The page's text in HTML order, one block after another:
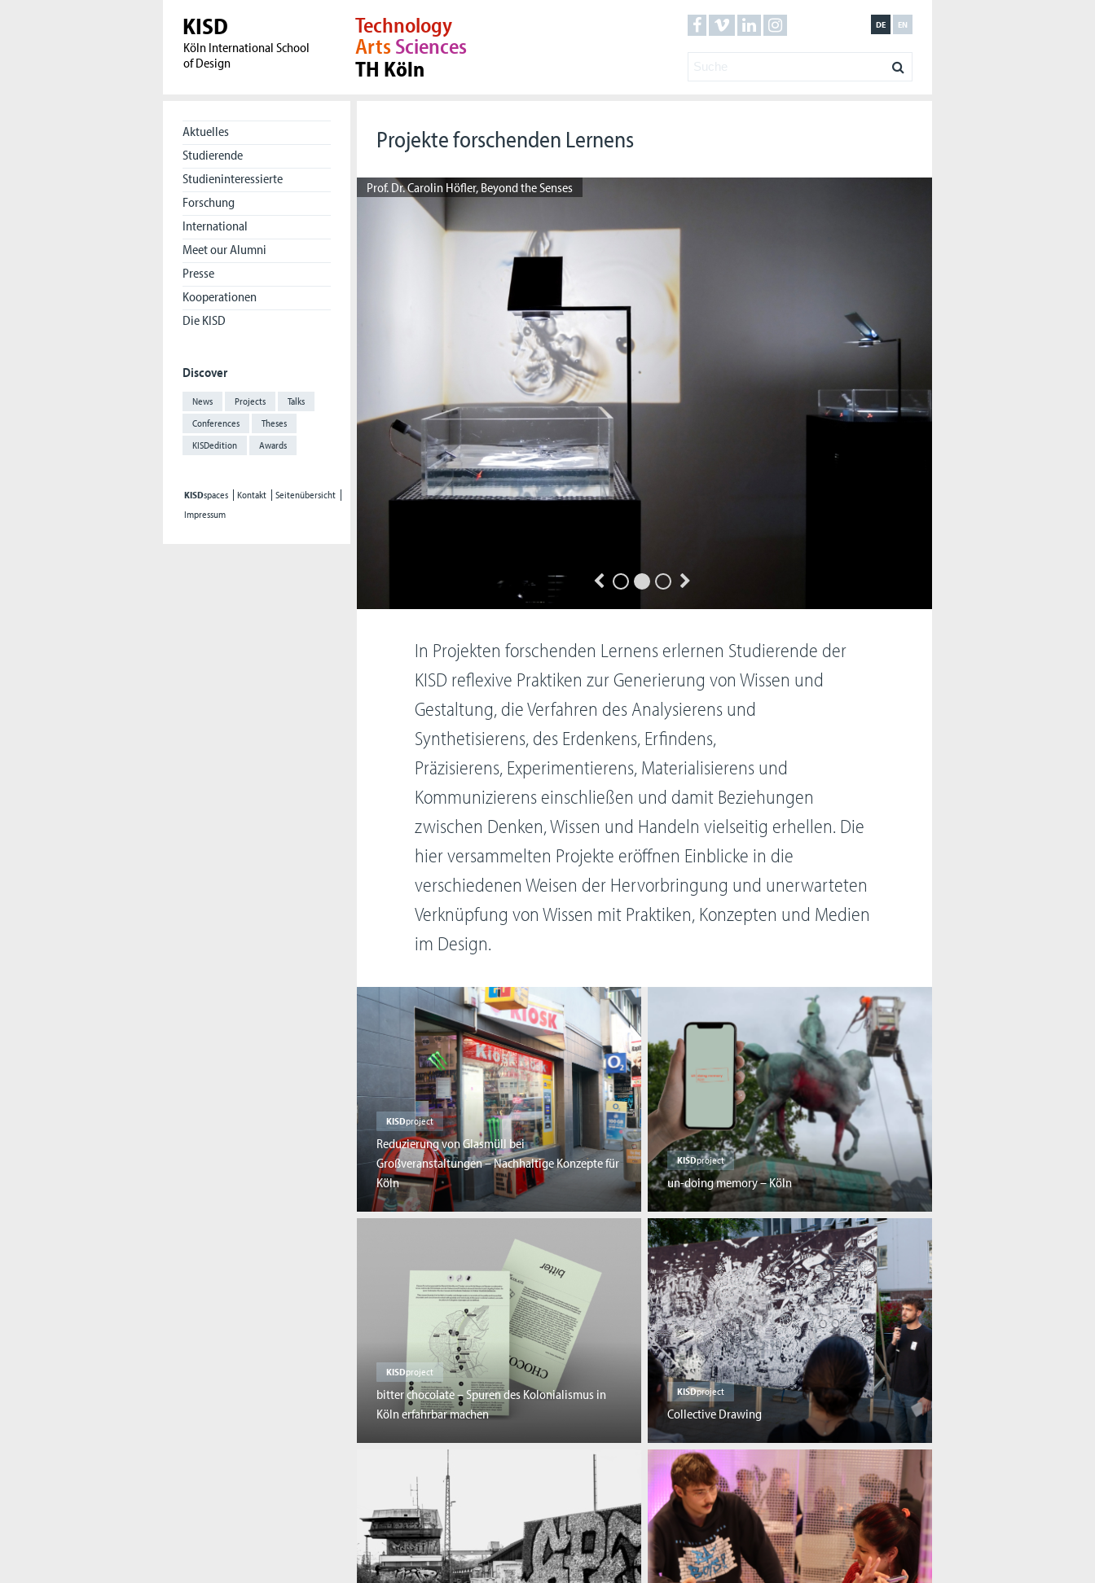
KISD
Köln International School
of Design
EN
DE
Technology
ArtsSciences
TH Köln
Aktuelles
Studierende
Studieninteressierte
Forschung
International
Meet our Alumni
Presse
Kooperationen
Die KISD
Discover
News Projects
Talks
Conferences
Theses
KISDedition
Awards
KISDspaces Kontakt
Seitenübersicht
Impressum
Projekte forschenden Lernens
Prof. Dr. Carolin Höfler, Beyond the Senses
In Projekten forschenden Lernens erlernen Studierende der
KISD reflexive Praktiken zur Generierung von Wissen und
Gestaltung, die Verfahren des Analysierens und
Synthetisierens, des Erdenkens, Erfindens,
Präzisierens, Experimentierens, Materialisierens und
Kommunizierens einschließen und damit Beziehungen
zwischen Denken, Wissen und Handeln vielseitig erhellen. Die
hier versammelten Projekte eröffnen Einblicke in die
verschiedenen Weisen der Hervorbringung und unerwarteten
Verknüpfung von Wissen mit Praktiken, Konzepten und Medien
im Design.
KISDproject
Reduzierung von Glasmüll bei
Großveranstaltungen – Nachhaltige Konzepte für
Köln
KISDproject
un-doing memory – Köln
KISDproject
bitter chocolate – Spuren des Kolonialismus in
Köln erfahrbar machen
KISDproject
Collective Drawing